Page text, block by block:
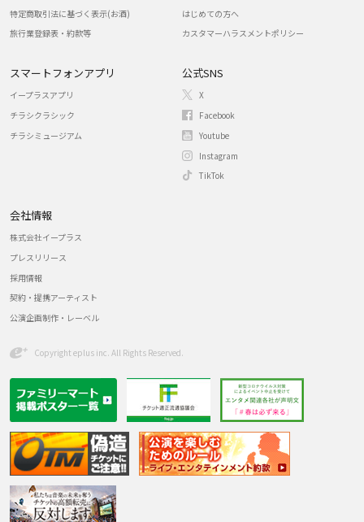
特定商取引法に基づく表示(お酒)
旅行業登録表・約款等
はじめての方へ
カスタマーハラスメントポリシー
スマートフォンアプリ
イープラスアプリ
チラシクラシック
チラシミュージアム
公式SNS
X
Facebook
Youtube
Instagram
TikTok
会社情報
株式会社イープラス
プレスリリース
採用情報
契約・提携アーティスト
公演企画制作・レーベル
Copyright eplus inc. All Rights Reserved.